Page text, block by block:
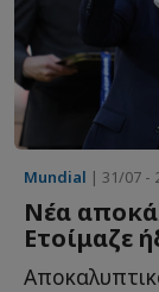
Mundial | 31/07 -
Νέα
Ετοίμαζε